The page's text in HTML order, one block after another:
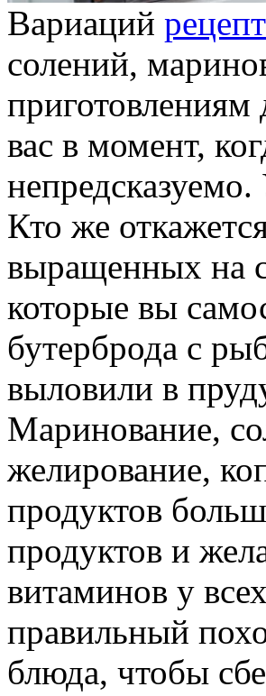
Вариаций
солений,
вас в момент,
непредсказуемо.
Кто же
выращенных на
которые вы
бутерброда с
выловили в
Маринование,
желирование,
продуктов
продуктов и
витаминов у
правильный
блюда, чтобы